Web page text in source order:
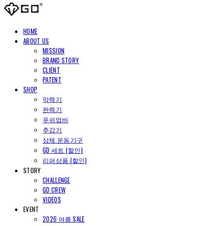
HOME
ABOUT US
MISSION
BRAND STORY
CLIENT
PATENT
SHOP
악력기
완력기
푸쉬업바
추감기
상체 운동기구
GD 세트 (할인)
리퍼상품 (할인)
STORY
CHALLENGE
GD CREW
VIDEOS
EVENT
2026 여름 SALE